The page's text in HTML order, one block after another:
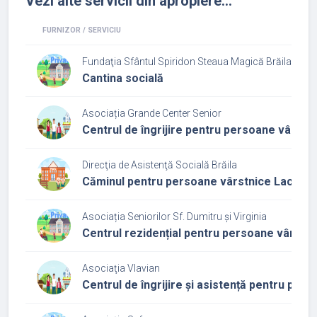
FURNIZOR / SERVICIU
Fundaţia Sfântul Spiridon Steaua Magică Brăila
Cantina socială
Asociația Grande Center Senior
Centrul de îngrijire pentru persoane
Direcţia de Asistenţă Socială Brăila
Căminul pentru persoane vârstnice Lacu
Asociația Seniorilor Sf. Dumitru și Virginia
Centrul rezidențial pentru persoane
Asociaţia Vlavian
Centrul de îngrijire și asistență pentru